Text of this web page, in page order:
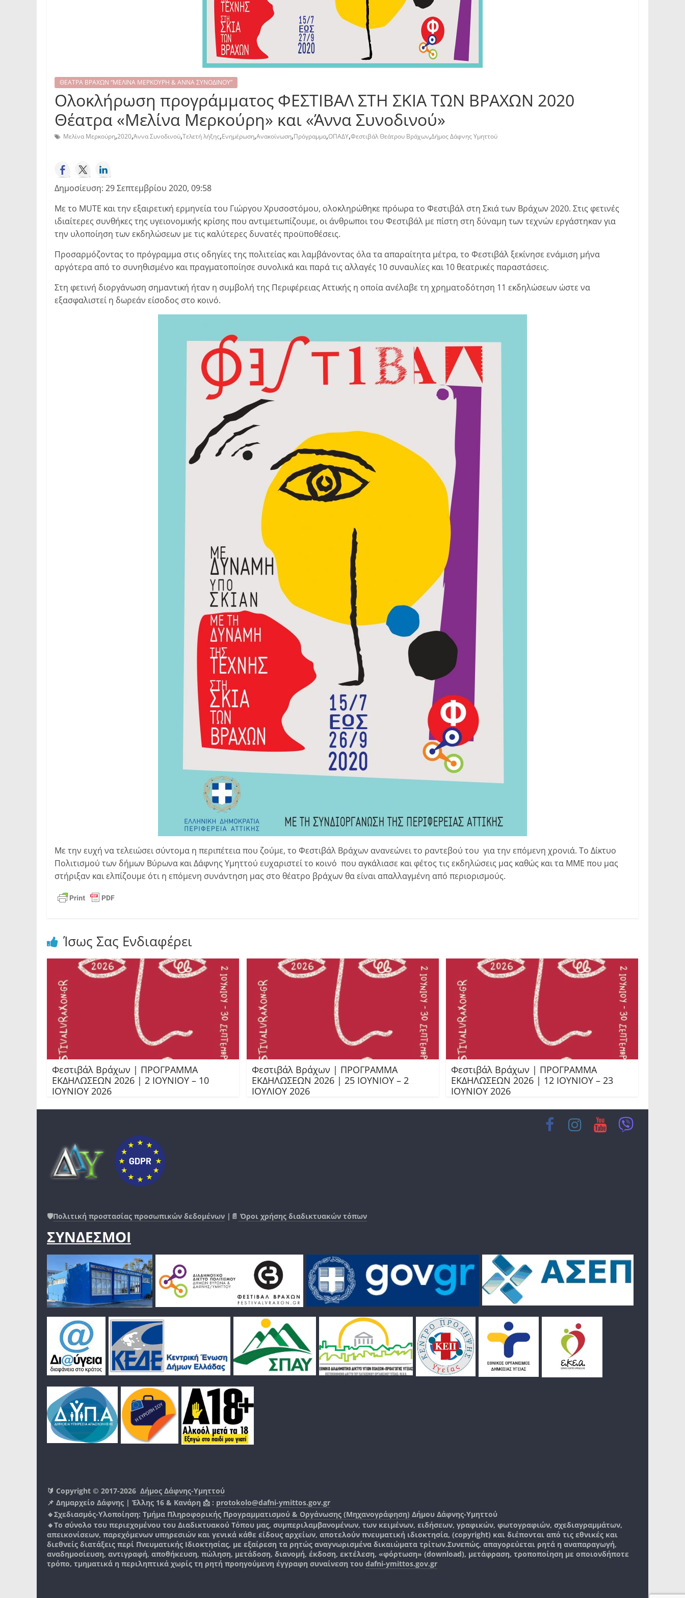
ΘΕΑΤΡΑ ΒΡΑΧΩΝ “ΜΕΛΙΝΑ ΜΕΡΚΟΥΡΗ & ΑΝΝΑ ΣΥΝΟΔΙΝΟΥ”
Ολοκλήρωση προγράμματος ΦΕΣΤΙΒΑΛ ΣΤΗ ΣΚΙΑ ΤΩΝ ΒΡΑΧΩΝ 2020
Θέατρα «Μελίνα Μερκούρη» και «Άννα Συνοδινού»
Μελίνα Μερκούρη,2020,Άννα Συνοδινού,Τελετή λήξης,Ενημέρωση,Ανακοίνωση,Πρόγραμμα,ΟΠΑΔΥ,Φεστιβάλ Θεάτρου Βράχων,Δήμος Δάφνης Υμηττού
Δημοσίευση: 29 Σεπτεμβρίου 2020, 09:58
Με το MUTE και την εξαιρετική ερμηνεία του Γιώργου Χρυσοστόμου, ολοκληρώθηκε πρόωρα το Φεστιβάλ στη Σκιά των Βράχων 2020. Στις φετινές
ιδιαίτερες συνθήκες της υγειονομικής κρίσης που αντιμετωπίζουμε, οι άνθρωποι του Φεστιβάλ με πίστη στη δύναμη των τεχνών εργάστηκαν για
την υλοποίηση των εκδηλώσεων με τις καλύτερες δυνατές προϋποθέσεις.
Προσαρμόζοντας το πρόγραμμα στις οδηγίες της πολιτείας και λαμβάνοντας όλα τα απαραίτητα μέτρα, το Φεστιβάλ ξεκίνησε ενάμιση μήνα
αργότερα από το συνηθισμένο και πραγματοποίησε συνολικά και παρά τις αλλαγές 10 συναυλίες και 10 θεατρικές παραστάσεις.
Στη φετινή διοργάνωση σημαντική ήταν η συμβολή της Περιφέρειας Αττικής η οποία ανέλαβε τη χρηματοδότηση 11 εκδηλώσεων ώστε να
εξασφαλιστεί η δωρεάν είσοδος στο κοινό.
Με την ευχή να τελειώσει σύντομα η περιπέτεια που ζούμε, το Φεστιβάλ Βράχων ανανεώνει το ραντεβού του για την επόμενη χρονιά. Το Δίκτυο
Πολιτισμού των δήμων Βύρωνα και Δάφνης Υμηττού ευχαριστεί το κοινό που αγκάλιασε και φέτος τις εκδηλώσεις μας καθώς και τα ΜΜΕ που μας
στήριξαν και ελπίζουμε ότι η επόμενη συνάντηση μας στο θέατρο βράχων θα είναι απαλλαγμένη από περιορισμούς.
Ίσως Σας Ενδιαφέρει
Φεστιβάλ Βράχων | ΠΡΟΓΡΑΜΜΑ
ΕΚΔΗΛΩΣΕΩΝ 2026 | 2 ΙΟΥΝΙΟΥ – 10
ΙΟΥΝΙΟΥ 2026
Φεστιβάλ Βράχων | ΠΡΟΓΡΑΜΜΑ
ΕΚΔΗΛΩΣΕΩΝ 2026 | 25 ΙΟΥΝΙΟΥ – 2
ΙΟΥΛΙΟΥ 2026
Φεστιβάλ Βράχων | ΠΡΟΓΡΑΜΜΑ
ΕΚΔΗΛΩΣΕΩΝ 2026 | 12 ΙΟΥΝΙΟΥ – 23
ΙΟΥΝΙΟΥ 2026
🛡️Πολιτική προστασίας προσωπικών δεδομένων |📄 Όροι χρήσης διαδικτυακών τόπων
ΣΥΝΔΕΣΜΟΙ
🔰 Copyright © 2017-2026 Δήμος Δάφνης-Υμηττού
📌 Δημαρχείο Δάφνης | Έλλης 16 & Κανάρη 📩 : protokolo@dafni-ymittos.gov.gr
🔹Σχεδιασμός-Υλοποίηση: Τμήμα Πληροφορικής Προγραμματισμού & Οργάνωσης (Μηχανογράφηση) Δήμου Δάφνης-Υμηττού
🔸Το σύνολο του περιεχομένου του Διαδικτυακού Τόπου μας, συμπεριλαμβανομένων, των κειμένων, ειδήσεων, γραφικών, φωτογραφιών, σχεδιαγραμμάτων,
απεικονίσεων, παρεχόμενων υπηρεσιών και γενικά κάθε είδους αρχείων, αποτελούν πνευματική ιδιοκτησία, (copyright) και διέπονται από τις εθνικές και
διεθνείς διατάξεις περί Πνευματικής Ιδιοκτησίας, με εξαίρεση τα ρητώς αναγνωρισμένα δικαιώματα τρίτων.Συνεπώς, απαγορεύεται ρητά η αναπαραγωγή,
αναδημοσίευση, αντιγραφή, αποθήκευση, πώληση, μετάδοση, διανομή, έκδοση, εκτέλεση, «φόρτωση» (download), μετάφραση, τροποποίηση με οποιονδήποτε
τρόπο, τμηματικά η περιληπτικά χωρίς τη ρητή προηγούμενη έγγραφη συναίνεση του dafni-ymittos.gov.gr